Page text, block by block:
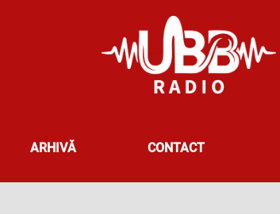
ARHIVĂ CONTACT